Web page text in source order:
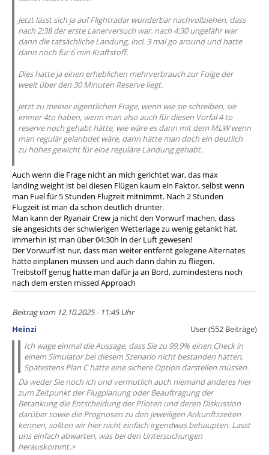
Jetzt lässt sich ja auf Flightradar wunderbar nachvollziehen, dass
nach 2:38 der erste Lanerversuch war. nach 4:30 ungefähr war
dann die tatsächliche Landung, incl. 3 mal go around und hatte
dann noch für 6 min Kraftstoff.
Dies hatte ja einen erheblichen mehrverbrauch zur Folge der
weeit über den 30 Minuten Reserve liegt.
Jetzt zu meiner eigentlichen Frage, wenn wie sie schreiben, sie
immer 4to haben, wenn man also auch für diesen Vorfal 4 to
reserve noch gehabt hätte, wie wäre es dann mit dem MLW wenn
man regulär gelanbdet wäre, dann hätte man doch ein deutlich
zu hohes gewicht für eine reguläre Landung gehabt.
Auch wenn die Frage nicht an mich gerichtet war, das max
landing weight ist bei diesen Flügen kaum ein Faktor, selbst wenn
man Fuel für 5 Stunden Flugzeit mitnimmt. Nach 2 Stunden
Flugzeit ist man da schon deutlich drunter.
Man kann der Ryanair Crew ja nicht den Vorwurf machen, dass
sie angesichts der schwierigen Wetterlage zu wenig getankt hat,
immerhin ist man über 04:30h in der Luft gewesen!
Der Vorwurf ist nur, dass man weiter entfernt gelegene Alternates
hätte einplanen müssen und auch dann dahin zu fliegen.
Treibstoff genug hatte man dafür ja an Bord, zumindestens noch
nach dem ersten missed Approach
Beitrag vom 12.10.2025 - 11:45 Uhr
Heinzi
User (552 Beiträge)
Ich wage einmal die Aussage, dass Sie zu 99,9% einen Check in
einem Simulator bei diesem Szenario nicht bestanden hätten.
Spätestens Plan C hätte eine sichere Option darstellen müssen.
Da weder Sie noch ich und vermutlich auch niemand anderes hier
zum Zeitpunkt der Flugplanung oder Beauftragung der
Betankung die Entscheidung der PIloten und deren Diskussion
darüber sowie die Prognosen zu den jeweiligen Ankunftszeiten
kennen, sollten wir hier nicht einfach irgendwas behaupten. Lasst
uns einfach abwarten, was bei den Untersuchungen
herauskommt.>